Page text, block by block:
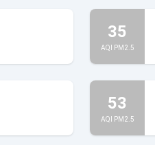
35
AQI PM2.5
53
AQI PM2.5